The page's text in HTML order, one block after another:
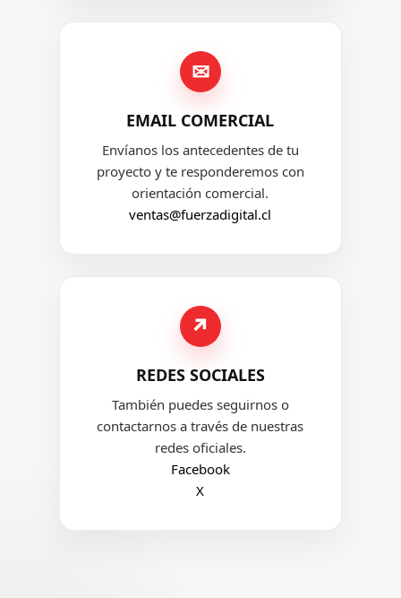
✉
EMAIL COMERCIAL
Envíanos los antecedentes de tu
proyecto y te responderemos con
orientación comercial.
ventas@fuerzadigital.cl
↗
REDES SOCIALES
También puedes seguirnos o
contactarnos a través de nuestras
redes oficiales.
Facebook
X